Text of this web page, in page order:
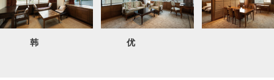
韩式套房 优秀大床房